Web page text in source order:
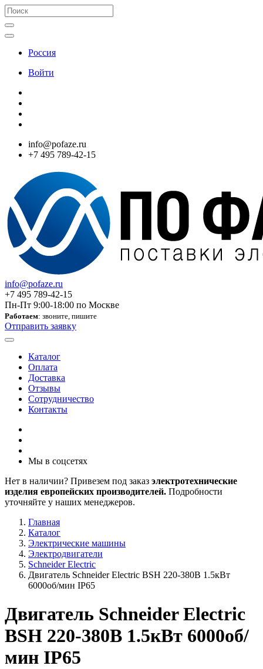
Россия
Войти
info@pofaze.ru
+7 495 789-42-15
info@pofaze.ru
+7 495 789-42-15
Пн-Пт 9:00-18:00 по Москве
Работаем: звоните, пишите
Отправить заявку
Каталог
Оплата
Доставка
Отзывы
Сотрудничество
Контакты
Мы в соцсетях
Нет в наличии? Привезем под заказ электротехнические
изделия европейских производителей. Подробности
уточняйте у наших менеджеров.
Главная
Каталог
Электрические машины
Электродвигатели
Schneider Electric
Двигатель Schneider Electric BSH 220-380В 1.5кВт
6000об/мин IP65
Двигатель Schneider Electric
BSH 220-380В 1.5кВт 6000об/
мин IP65